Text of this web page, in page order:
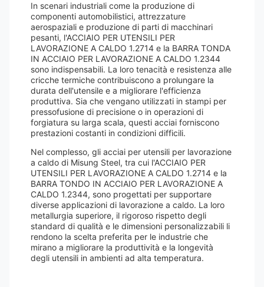
In scenari industriali come la produzione di
componenti automobilistici, attrezzature
aerospaziali e produzione di parti di macchinari
pesanti, l'ACCIAIO PER UTENSILI PER
LAVORAZIONE A CALDO 1.2714 e la BARRA TONDA
IN ACCIAIO PER LAVORAZIONE A CALDO 1.2344
sono indispensabili. La loro tenacità e resistenza alle
cricche termiche contribuiscono a prolungare la
durata dell'utensile e a migliorare l'efficienza
produttiva. Sia che vengano utilizzati in stampi per
pressofusione di precisione o in operazioni di
forgiatura su larga scala, questi acciai forniscono
prestazioni costanti in condizioni difficili.
Nel complesso, gli acciai per utensili per lavorazione
a caldo di Misung Steel, tra cui l'ACCIAIO PER
UTENSILI PER LAVORAZIONE A CALDO 1.2714 e la
BARRA TONDO IN ACCIAIO PER LAVORAZIONE A
CALDO 1.2344, sono progettati per supportare
diverse applicazioni di lavorazione a caldo. La loro
metallurgia superiore, il rigoroso rispetto degli
standard di qualità e le dimensioni personalizzabili li
rendono la scelta preferita per le industrie che
mirano a migliorare la produttività e la longevità
degli utensili in ambienti ad alta temperatura.